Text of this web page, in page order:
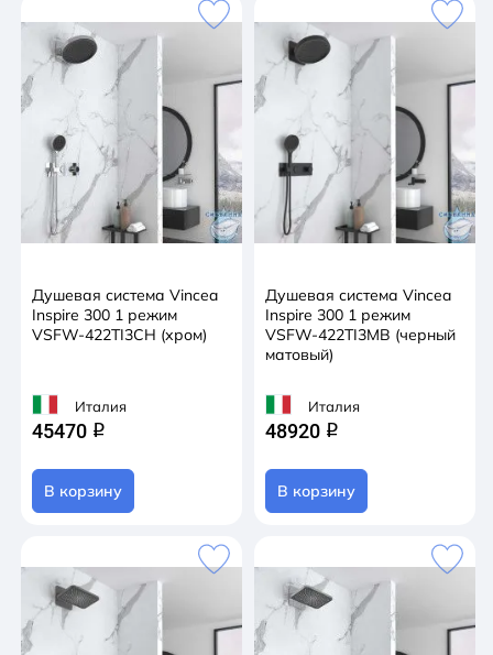
Душевая система Vincea
Inspire 300 1 режим
VSFW-422TI3CH (хром)
Италия
45470 q
В корзину
Душевая система Vincea
Inspire 300 1 режим
VSFW-422TI3MB (черный
матовый)
Италия
48920 q
В корзину